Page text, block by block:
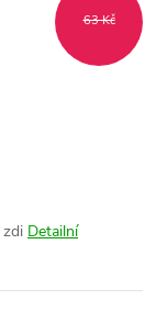
63 Kč
Detailní